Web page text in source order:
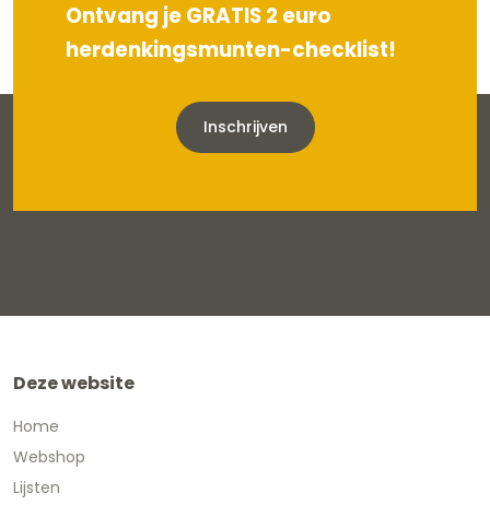
Ontvang je GRATIS 2 euro
herdenkingsmunten-checklist!
Inschrijven
Deze website
Home
Webshop
Lijsten